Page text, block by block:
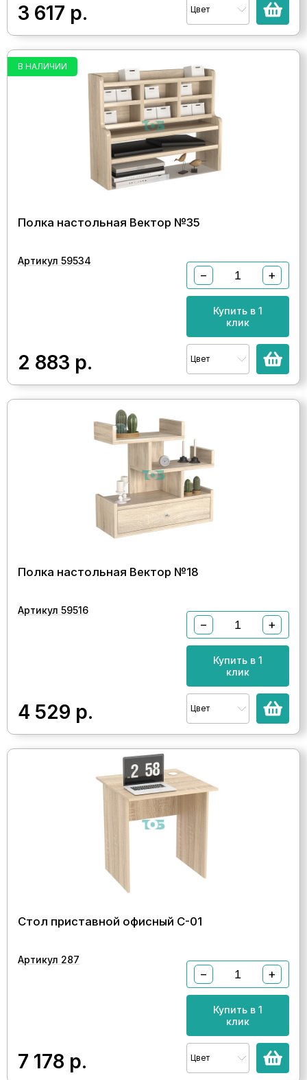
3 617 р. Цвет
В НАЛИЧИИ
Полка настольная Вектор №35
Артикул 59534
2 883 р.
− +
Купить в 1
клик
Цвет
Полка настольная Вектор №18
Артикул 59516
4 529 р.
− +
Купить в 1
клик
Цвет
Стол приставной офисный С-01
Артикул 287
7 178 р.
− +
Купить в 1
клик
Цвет